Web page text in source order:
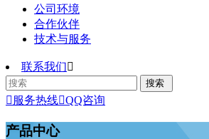
公司环境
合作伙伴
技术与服务
联系我们
 服务热线QQ咨询
产品中心